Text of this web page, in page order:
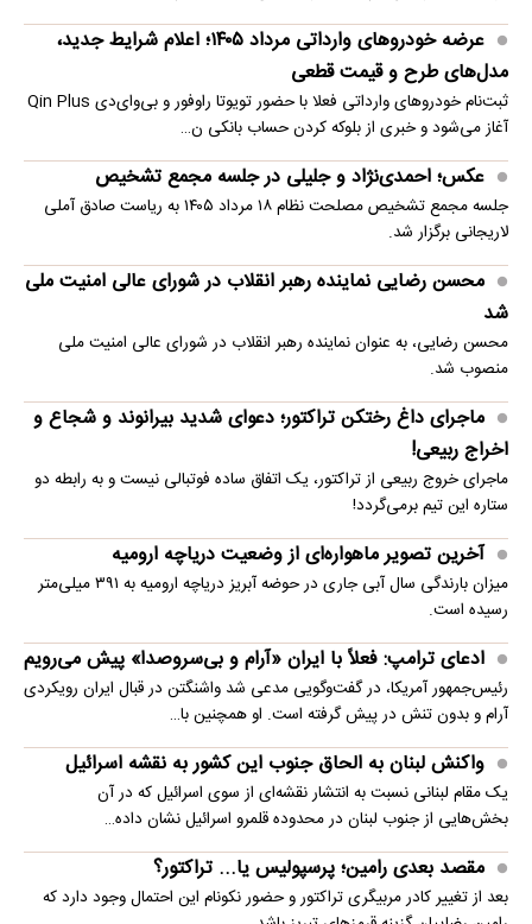
عرضه خودروهای وارداتی مرداد ۱۴۰۵؛ اعلام شرایط جدید،
مدل‌های طرح و قیمت قطعی
ثبت‌نام خودروهای وارداتی فعلا با حضور تویوتا راوفور و بی‌وای‌دی Qin Plus
آغاز می‌شود و خبری از بلوکه‌ کردن حساب بانکی ن…
عکس؛ احمدی‌نژاد و جلیلی در جلسه مجمع تشخیص
جلسه مجمع تشخیص مصلحت نظام ۱۸ مرداد ۱۴۰۵ به ریاست صادق آملی
لاریجانی برگزار شد.
محسن رضایی نماینده رهبر انقلاب در شورای عالی امنیت ملی
شد
محسن رضایی، به عنوان نماینده رهبر انقلاب در شورای عالی امنیت ملی
منصوب شد.
ماجرای داغ رختکن تراکتور؛ دعوای شدید بیرانوند و شجاع و
اخراج ربیعی!
ماجرای خروج ربیعی از تراکتور، یک اتفاق ساده فوتبالی نیست و به رابطه دو
ستاره این تیم برمی‌گردد!
آخرین تصویر ماهواره‌ای از وضعیت دریاچه ارومیه
میزان بارندگی سال آبی جاری در حوضه آبریز دریاچه ارومیه به ۳۹۱ میلی‌متر
رسیده است.
ادعای ترامپ: فعلاً با ایران «آرام و بی‌سروصدا» پیش می‌رویم
رئیس‌جمهور آمریکا، در گفت‌وگویی مدعی شد واشنگتن در قبال ایران رویکردی
آرام و بدون تنش در پیش گرفته است. او همچنین با…
واکنش لبنان به الحاق جنوب این کشور به نقشه اسرائیل
یک مقام لبنانی نسبت به انتشار نقشه‌ای از سوی اسرائیل که در آن
بخش‌هایی از جنوب لبنان در محدوده قلمرو اسرائیل نشان داده…
مقصد بعدی رامین؛ پرسپولیس یا... تراکتور؟
بعد از تغییر کادر مربیگری تراکتور و حضور نکونام این احتمال وجود دارد که